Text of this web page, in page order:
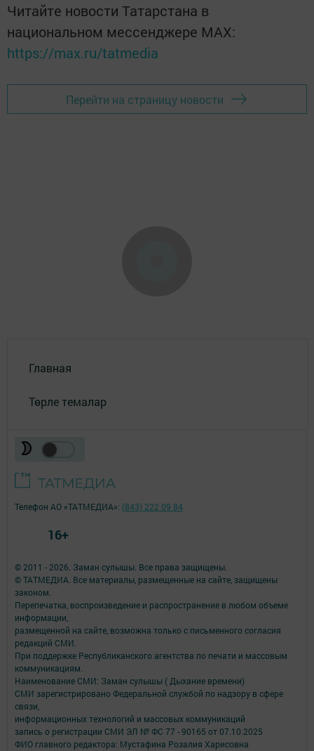
Читайте новости Татарстана в
национальном мессенджере MАХ:
https://max.ru/tatmedia
Перейти на страницу новости
Главная
Төрле темалар
© 2011 - 2026. Заман сулышы. Все права защищены.
© ТАТМЕДИА. Все материалы, размещенные на сайте, защищены
законом.
Перепечатка, воспроизведение и распространение в любом объеме
информации,
размещенной на сайте, возможна только с письменного согласия
редакций СМИ.
При поддержке Республиканского агентства по печати и массовым
коммуникациям.
Наименование СМИ: Заман сулышы ( Дыхание времени)
СМИ зарегистрировано Федеральной службой по надзору в сфере
связи,
информационных технологий и массовых коммуникаций
запись о регистрации СМИ ЭЛ № ФС 77 - 90165 от 07.10.2025
ФИО главного редактора: Мустафина Розалия Харисовна
Телефон АО «ТАТМЕДИА»: (843) 222 09 84
16+